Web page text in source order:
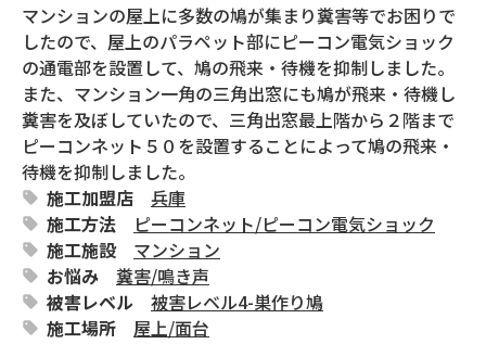
マンションの屋上に多数の鳩が集まり糞害等でお困りで
したので、屋上のパラペット部にピーコン電気ショック
の通電部を設置して、鳩の飛来・待機を抑制しました。
また、マンション一角の三角出窓にも鳩が飛来・待機し
糞害を及ぼしていたので、三角出窓最上階から２階まで
ピーコンネット５０を設置することによって鳩の飛来・
待機を抑制しました。
施工加盟店
兵庫
施工方法
ピーコンネット/ピーコン電気ショック
施工施設
マンション
お悩み
糞害/鳴き声
被害レベル
被害レベル4-巣作り鳩
施工場所
屋上/面台